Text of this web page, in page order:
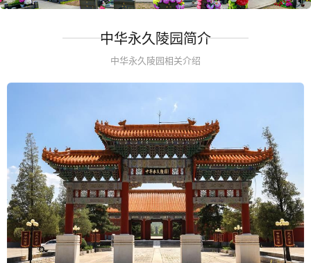
中华永久陵园简介
中华永久陵园相关介绍